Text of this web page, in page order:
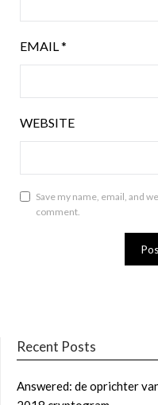
EMAIL*
WEBSITE
Save my name, email, and
comment.
Recent Posts
Answered: de oprichter